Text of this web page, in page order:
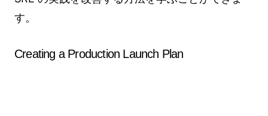
す。
Creating a Production Launch Plan